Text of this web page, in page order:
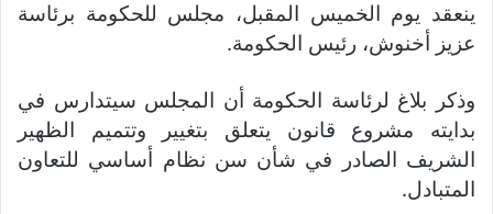
ينعقد يوم الخميس المقبل، مجلس للحكومة برئاسة
عزيز أخنوش، رئيس الحكومة.
وذكر بلاغ لرئاسة الحكومة أن المجلس سيتدارس في
بدايته مشروع قانون يتعلق بتغيير وتتميم الظهير
الشريف الصادر في شأن سن نظام أساسي للتعاون
المتبادل.